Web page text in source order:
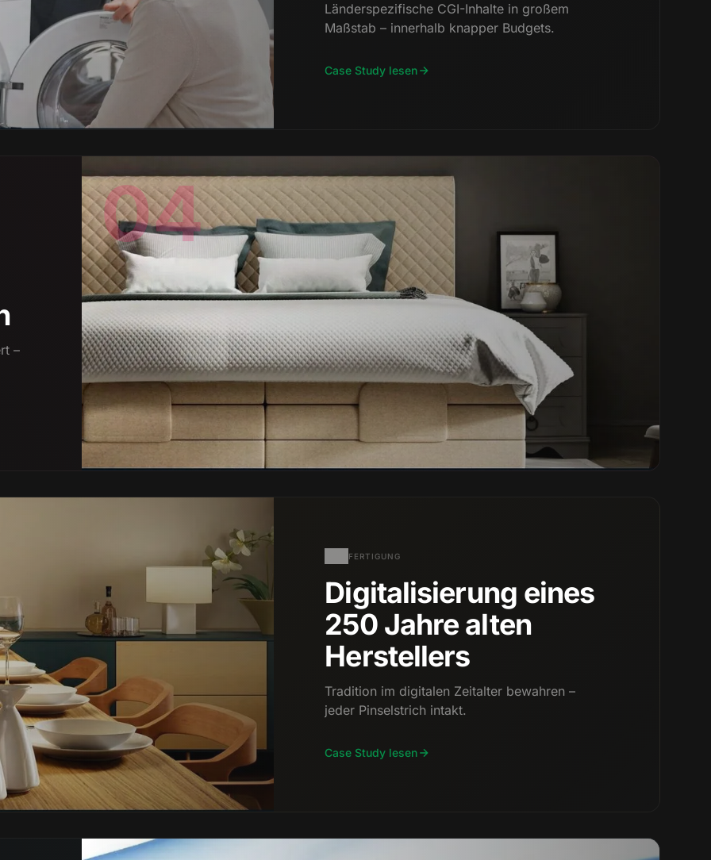
Länderspezifische CGI-Inhalte in großem
Maßstab – innerhalb knapper Budgets.
Case Study lesen
04
–
FERTIGUNG
Digitalisierung eines
250 Jahre alten
Herstellers
Tradition im digitalen Zeitalter bewahren –
jeder Pinselstrich intakt.
Case Study lesen